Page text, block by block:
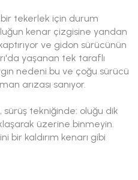
tekerlek için durum
kenar çizgisine yandan
ve gidon sürücünün
yaşanan tek taraflı
nedeni bu ve çoğu sürücü
arızası sanıyor.
sürüş tekniğinde: oluğu dik
üzerine binmeyin.
bir kaldırım kenarı gibi